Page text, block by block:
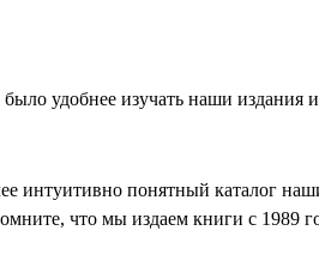
удобнее изучать наши издания и
интуитивно понятный каталог
что мы издаем книги с 1989